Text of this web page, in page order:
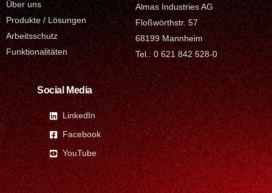
Über uns
Produkte / Lösungen
Arbeitsschutz
Funktionalitäten
Almas Industries AG
Floßwörthstr. 57
68199 Mannheim
Tel.: 0 621 842 528-0
Social Media
LinkedIn
Facebook
YouTube